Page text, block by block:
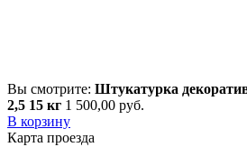
Вы смотрите: Штукатурка
2,5 15 кг 1 500,00 руб.
В корзину
Карта проезда